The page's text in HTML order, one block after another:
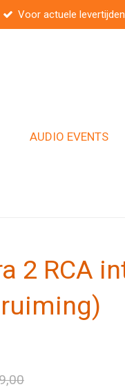
Voor actuele
AUDIO EVENTS
2 RCA